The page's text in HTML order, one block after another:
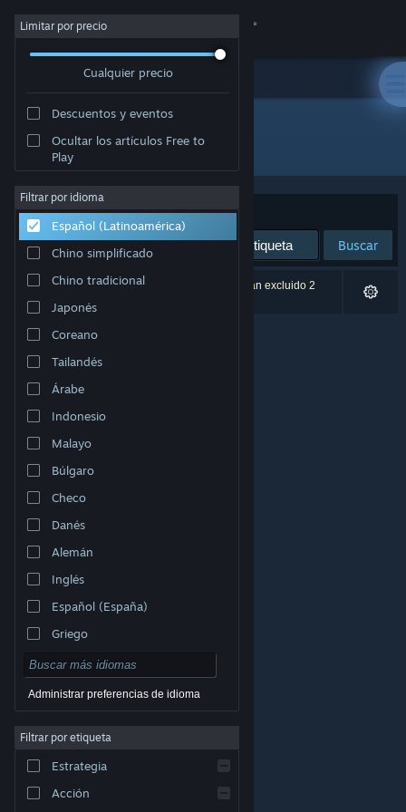
Iniciar sesión
Acerca de
Soporte
Cambiar idioma
Obtener la aplicación de Steam Mobile
Ver versión clásica
© Valve Corporation. Todos los derechos reservados.
Todas las marcas registradas pertenecen a sus
de Privacidad|Información legal
Acuerdo de Suscriptor a Steam
Cookies
Limitar por precio
Cualquier precio
Descuentos y eventos
Ocultar los artículos Free to
Play
Filtrar por idioma
Español (Latinoamérica)
Chino simplificado
Chino tradicional
Japonés
Coreano
Tailandés
Árabe
Indonesio
Malayo
Búlgaro
Checo
Danés
Alemán
Inglés
Español (España)
Griego
Administrar preferencias de idioma
Filtrar por etiqueta
Estrategia
Acción
Desarrollador: Laud Games
Ordenar por Relevancia
Buscar
0 resultado(s) coinciden con la búsqueda. Se han excluido 2
títulos según tus preferencias.